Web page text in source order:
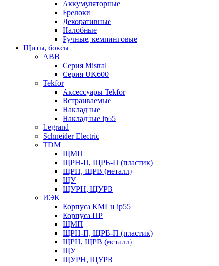
Аккумуляторные
Брелоки
Декоративные
Налобные
Ручные, кемпинговые
Щиты, боксы
ABB
Серия Mistral
Серия UK600
Tekfor
Аксессуары Tekfor
Встраиваемые
Накладные
Накладные ip65
Legrand
Schneider Electric
TDM
ЩМП
ЩРН-П, ЩРВ-П (пластик)
ЩРН, ЩРВ (металл)
ЩУ
ЩУРН, ЩУРВ
ИЭК
Корпуса КМПн ip55
Корпуса ПР
ЩМП
ЩРН-П, ЩРВ-П (пластик)
ЩРН, ЩРВ (металл)
ЩУ
ЩУРН, ЩУРВ